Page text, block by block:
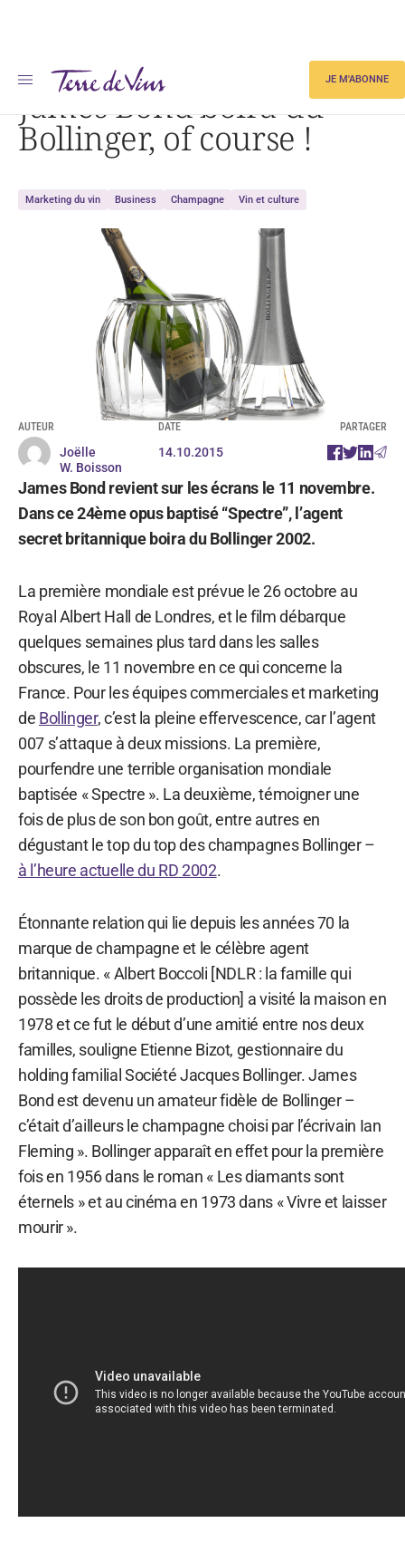
JE M'ABONNE
Accueil James Bond boira du Bollinger, of course !
James Bond boira du
Bollinger, of course !
Marketing du vin Business Champagne Vin et culture
AUTEUR
Joëlle
W. Boisson
DATE
14.10.2015
PARTAGER
James Bond revient sur les écrans le 11 novembre.
Dans ce 24ème opus baptisé “Spectre”, l’agent
secret britannique boira du Bollinger 2002.
La première mondiale est prévue le 26 octobre au
Royal Albert Hall de Londres, et le film débarque
quelques semaines plus tard dans les salles
obscures, le 11 novembre en ce qui concerne la
France. Pour les équipes commerciales et marketing
de Bollinger, c’est la pleine effervescence, car l’agent
007 s’attaque à deux missions. La première,
pourfendre une terrible organisation mondiale
baptisée « Spectre ». La deuxième, témoigner une
fois de plus de son bon goût, entre autres en
dégustant le top du top des champagnes Bollinger –
à l’heure actuelle du RD 2002.
Étonnante relation qui lie depuis les années 70 la
marque de champagne et le célèbre agent
britannique. « Albert Boccoli [NDLR : la famille qui
possède les droits de production] a visité la maison en
1978 et ce fut le début d’une amitié entre nos deux
familles, souligne Etienne Bizot, gestionnaire du
holding familial Société Jacques Bollinger. James
Bond est devenu un amateur fidèle de Bollinger –
c’était d’ailleurs le champagne choisi par l’écrivain Ian
Fleming ». Bollinger apparaît en effet pour la première
fois en 1956 dans le roman « Les diamants sont
éternels » et au cinéma en 1973 dans « Vivre et laisser
mourir ».